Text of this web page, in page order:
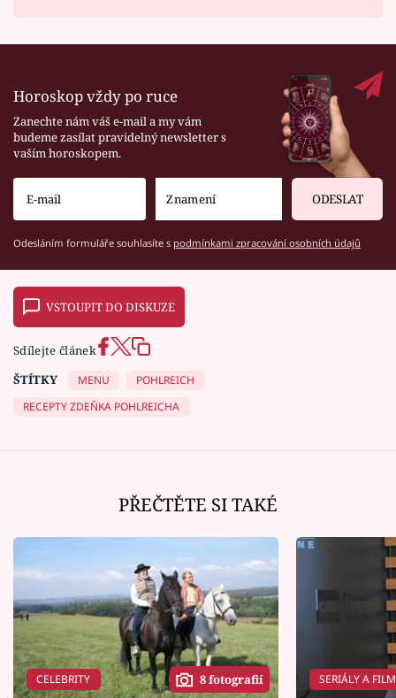
Horoskop vždy po ruce
Zanechte nám váš e-mail a my vám
budeme zasílat pravidelný newsletter s
vaším horoskopem.
ODESLAT
Odesláním formuláře souhlasíte s podmínkami zpracování osobních údajů
VSTOUPIT DO DISKUZE
Sdílejte článek
ŠTÍTKY
MENU
POHLREICH
RECEPTY ZDEŇKA POHLREICHA
PŘEČTĚTE SI TAKÉ
CELEBRITY 8 fotografií SERIÁLY A